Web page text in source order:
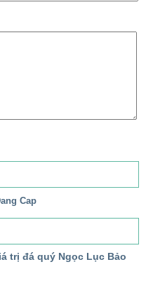
trị đá quý Ngọc Lục Bảo